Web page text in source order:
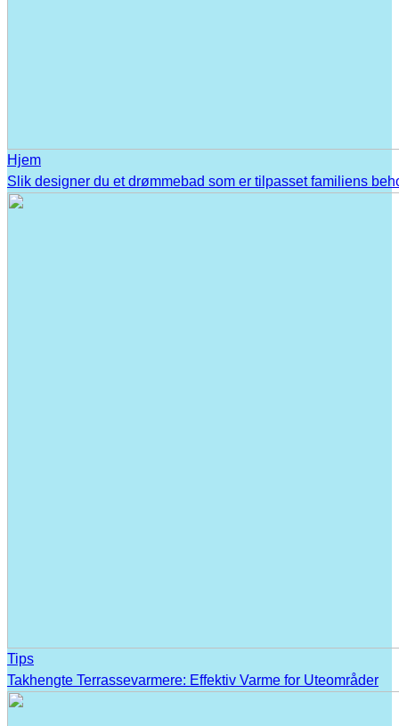
Hjem
Slik designer du et drømmebad som er tilpasset familiens
Tips
Takhengte Terrassevarmere: Effektiv Varme for Uteområder